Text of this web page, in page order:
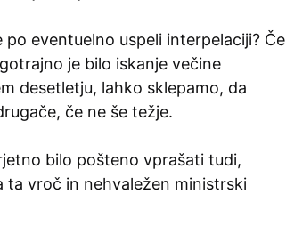
eventuelno uspeli interpelaciji? Če
je bilo iskanje večine
desetletju, lahko sklepamo, da
če ne še težje.
bilo pošteno vprašati tudi,
ta vroč in nehvaležen ministrski